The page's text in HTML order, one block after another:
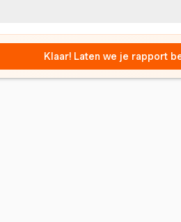
Klaar! Laten we je rapport